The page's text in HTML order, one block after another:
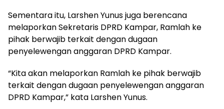
Sementara itu, Larshen Yunus juga berencana
melaporkan Sekretaris DPRD Kampar, Ramlah ke
pihak berwajib terkait dengan dugaan
penyelewengan anggaran DPRD Kampar.
“Kita akan melaporkan Ramlah ke pihak berwajib
terkait dengan dugaan penyelewengan anggaran
DPRD Kampar,” kata Larshen Yunus.